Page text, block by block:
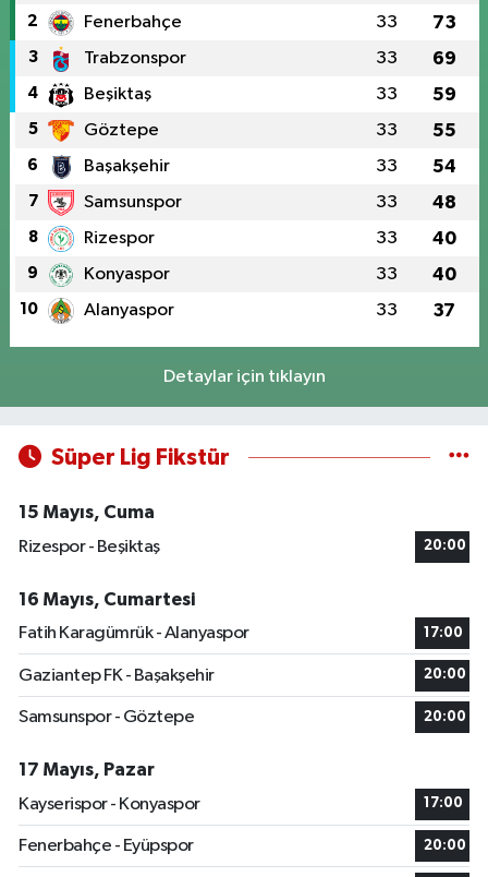
2 Fenerbahçe 33 73
3 Trabzonspor 33 69
4 Beşiktaş 33 59
5 Göztepe 33 55
6 Başakşehir 33 54
7 Samsunspor 33 48
8 Rizespor 33 40
9 Konyaspor 33 40
10 Alanyaspor 33 37
Detaylar için tıklayın
Süper Lig Fikstür
15 Mayıs, Cuma
Rizespor - Beşiktaş
20:00
16 Mayıs, Cumartesi
Fatih Karagümrük - Alanyaspor
17:00
Gaziantep FK - Başakşehir 20:00
Samsunspor - Göztepe 20:00
17 Mayıs, Pazar
Kayserispor - Konyaspor
17:00
Fenerbahçe - Eyüpspor 20:00